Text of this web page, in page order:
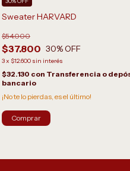
Sweater HARVARD
$37.800
$54.000
30% OFF
3x $12.600 sin interés
$32.130 con Transferencia o
bancario
¡No te lo pierdas, es el último!